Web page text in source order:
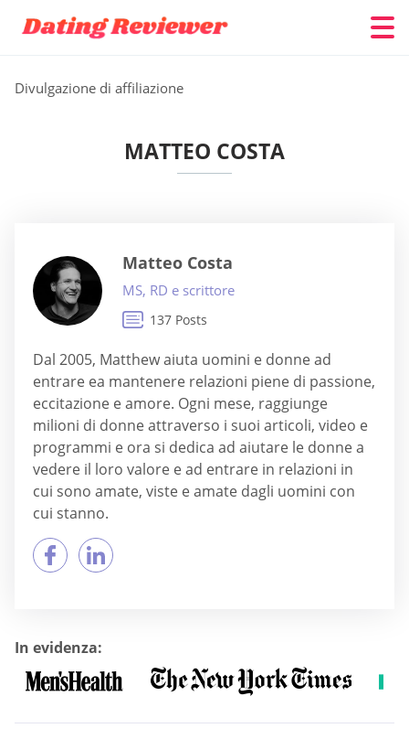
Divulgazione di affiliazione
MATTEO COSTA
Matteo Costa
MS, RD e scrittore
137 Posts
Dal 2005, Matthew aiuta uomini e donne ad
entrare ea mantenere relazioni piene di passione,
eccitazione e amore. Ogni mese, raggiunge
milioni di donne attraverso i suoi articoli, video e
programmi e ora si dedica ad aiutare le donne a
vedere il loro valore e ad entrare in relazioni in
cui sono amate, viste e amate dagli uomini con
cui stanno.
In evidenza: